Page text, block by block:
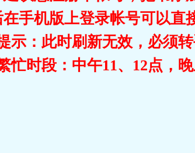
手机版上登录帐号可以直
示：此时刷新无效，必须
繁忙时段：中午11、12点，晚